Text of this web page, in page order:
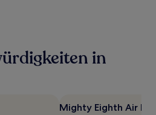
in
Mighty Eighth Air